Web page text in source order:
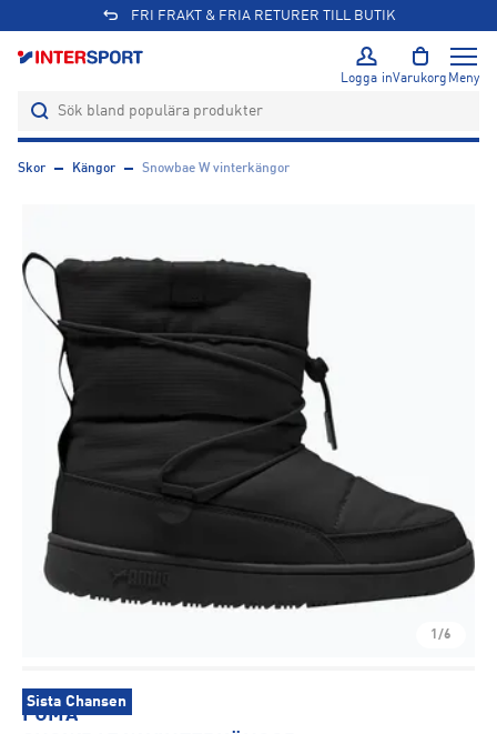
FRI FRAKT & FRIA RETURER TILL BUTIK
Logga inVarukorg Meny
Skor Kängor Snowbae W vinterkängor
1/6
Sista Chansen
PUMA